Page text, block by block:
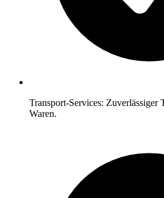
Transport-Services: Zuverlässiger
Waren.